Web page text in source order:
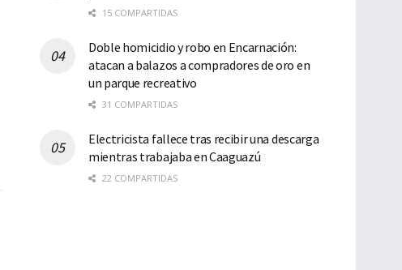
15 COMPARTIDAS
Doble homicidio y robo en Encarnación:
atacan a balazos a compradores de oro en
un parque recreativo
31 COMPARTIDAS
Electricista fallece tras recibir una descarga
mientras trabajaba en Caaguazú
22 COMPARTIDAS